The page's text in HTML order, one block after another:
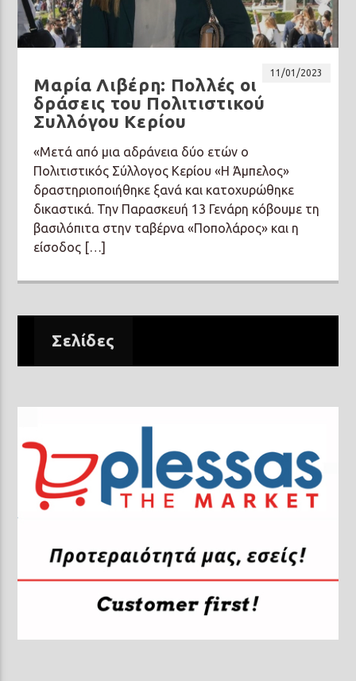
11/01/2023
Μαρία Λιβέρη: Πολλές οι
δράσεις του Πολιτιστικού
Συλλόγου Κερίου
«Μετά από μια αδράνεια δύο ετών ο
Πολιτιστικός Σύλλογος Κερίου «Η Άμπελος»
δραστηριοποιήθηκε ξανά και κατοχυρώθηκε
δικαστικά. Την Παρασκευή 13 Γενάρη κόβουμε τη
βασιλόπιτα στην ταβέρνα «Ποπολάρος» και η
είσοδος […]
Σελίδες